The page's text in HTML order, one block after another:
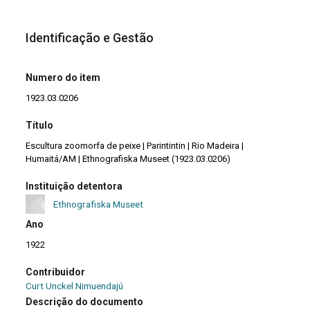
Identificação e Gestão
Numero do item
1923.03.0206
Título
Escultura zoomorfa de peixe | Parintintin | Rio Madeira |
Humaitá/AM | Ethnografiska Museet (1923.03.0206)
Instituição detentora
Ethnografiska Museet
Ano
1922
Contribuidor
Curt Unckel Nimuendajú
Descrição do documento